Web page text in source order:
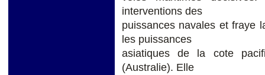
interventions des
puissances navales et fraye
les puissances
asiatiques de la cote
(Australie). Elle